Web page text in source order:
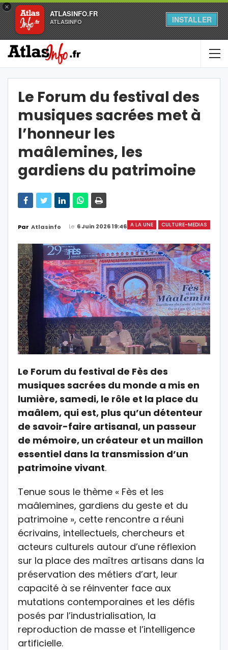
×
ATLASINFO.FR
ATLASINFO INSTALLER
Le Forum du festival des
musiques sacrées met à
l’honneur les
maâlemines, les
gardiens du patrimoine
A LA UNE CULTURE-MEDIAS
Par Atlasinfo Le 6 Juin 2026 19:46
Le Forum du festival de Fès des
musiques sacrées du monde a mis en
lumière, samedi, le rôle et la place du
maâlem, qui est, plus qu’un détenteur
de savoir-faire artisanal, un passeur
de mémoire, un créateur et un maillon
essentiel dans la transmission d’un
patrimoine vivant.
Tenue sous le thème « Fès et les
maâlemines, gardiens du geste et du
patrimoine », cette rencontre a réuni
écrivains, intellectuels, chercheurs et
acteurs culturels autour d’une réflexion
sur la place des maîtres artisans dans la
préservation des métiers d’art, leur
capacité à se réinventer face aux
mutations contemporaines et les défis
posés par l’industrialisation, la
reproduction de masse et l’intelligence
artificielle.